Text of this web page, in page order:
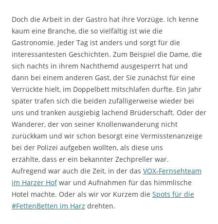
Doch die Arbeit in der Gastro hat ihre Vorzüge. Ich kenne
kaum eine Branche, die so vielfältig ist wie die
Gastronomie. Jeder Tag ist anders und sorgt für die
interessantesten Geschichten. Zum Beispiel die Dame, die
sich nachts in ihrem Nachthemd ausgesperrt hat und
dann bei einem anderen Gast, der Sie zunächst für eine
Verrückte hielt, im Doppelbett mitschlafen durfte. Ein Jahr
später trafen sich die beiden zufälligerweise wieder bei
uns und tranken ausgiebig lachend Brüderschaft. Oder der
Wanderer, der von seiner Knollenwanderung nicht
zurückkam und wir schon besorgt eine Vermisstenanzeige
bei der Polizei aufgeben wollten, als diese uns
erzählte, dass er ein bekannter Zechpreller war.
Aufregend war auch die Zeit, in der das VOX-Fernsehteam
im Harzer Hofwar und Aufnahmen für das himmlische
Hotel machte. Oder als wir vor Kurzem die Spots für die
#FettenBetten im Harz drehten.